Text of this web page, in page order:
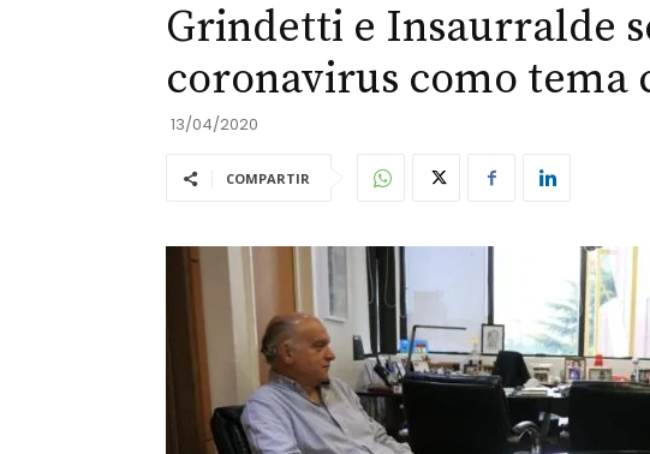
Grindetti e Insaurralde
coronavirus como tema
13/04/2020
COMPARTIR